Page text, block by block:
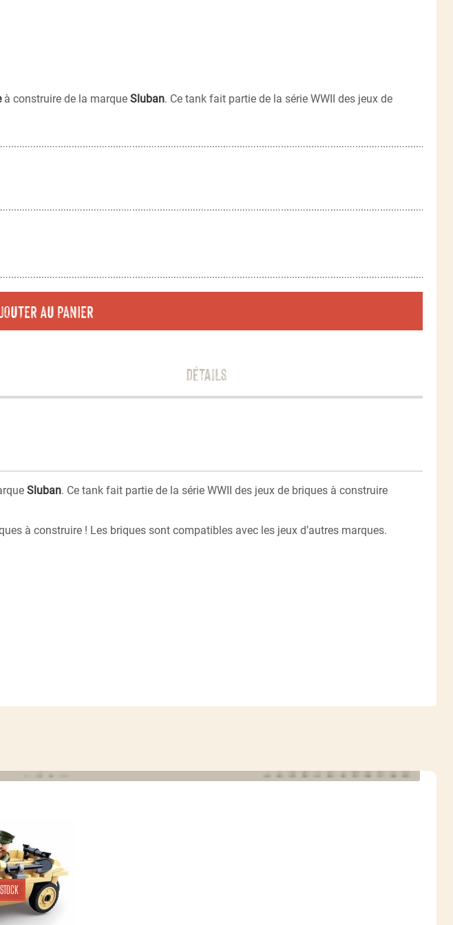
à construire de la marque Sluban. Ce tank fait partie de la série WWII des jeux de
AU PANIER
Détails
Sluban. Ce tank fait partie de la série WWII des jeux de briques à construire
à construire ! Les briques sont compatibles avec les jeux d’autres marques.